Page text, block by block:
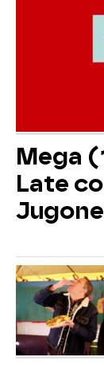
Mega
Late